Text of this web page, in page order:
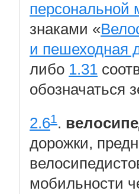
персональной
знаками «
и пешеходная
либо 1.31
обозначаться
2.61.
дорожки,
мобильности